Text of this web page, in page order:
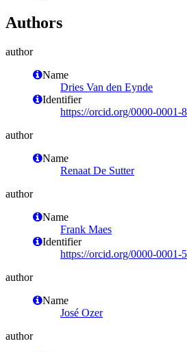
Authors
author
Name
Dries Van den Eynde
Identifier
https://orcid.org/0000-0001-
author
Name
Renaat De Sutter
author
Name
Frank Maes
Identifier
https://orcid.org/0000-0001-
author
Name
José Ozer
author